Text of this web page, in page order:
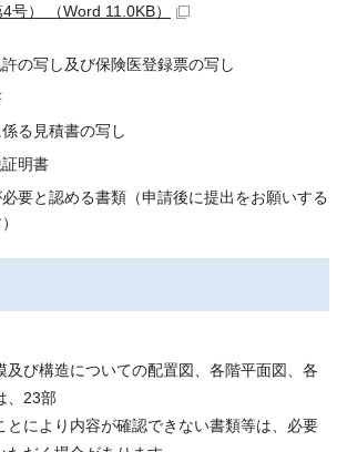
号） （Word 11.0KB）
の写し及び保険医登録票の写し
る見積書の写し
明書
要と認める書類（申請後に提出をお願いする
及び構造についての配置図、各階平面図、各
、23部
とにより内容が確認できない書類等は、必要